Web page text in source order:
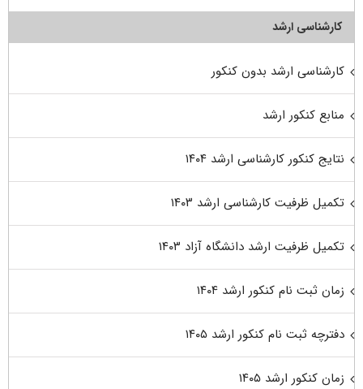
کارشناسی ارشد
کارشناسی ارشد بدون کنکور
منابع کنکور ارشد
نتایج کنکور کارشناسی ارشد ۱۴۰۴
تکمیل ظرفیت کارشناسی ارشد ۱۴۰۳
تکمیل ظرفیت ارشد دانشگاه آزاد ۱۴۰۳
زمان ثبت نام کنکور ارشد ۱۴۰۴
دفترچه ثبت نام کنکور ارشد ۱۴۰۵
زمان کنکور ارشد ۱۴۰۵